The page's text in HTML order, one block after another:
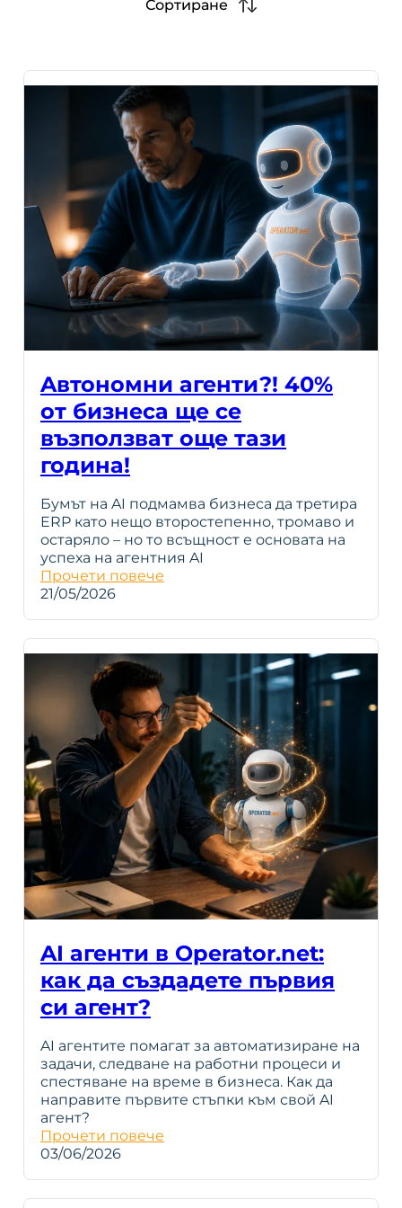
Сортиране
Aвтономни агенти?! 40%
от бизнеса ще се
възползват още тази
година!
Бумът на AI подмамва бизнеса да третира
ERP като нещо второстепенно, тромаво и
остаряло – но то всъщност е основата на
успеха на агентния AI
Прочети повече
21/05/2026
AI агенти в Operator.net:
как да създадете първия
си агент?
AI агентите помагат за автоматизиране на
задачи, следване на работни процеси и
спестяване на време в бизнеса. Как да
направите първите стъпки към свой AI
агент?
Прочети повече
03/06/2026